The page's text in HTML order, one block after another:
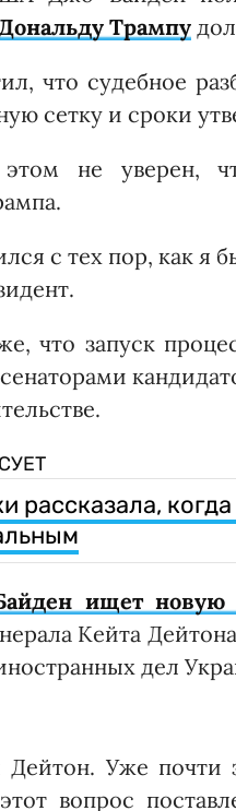
Трампу
что судебное
сетку и сроки
не уверен,
с тех пор, как я
что запуск
рассказала,
ищет новую
Кейта
дел
Дейтон. Уже почти
вопрос